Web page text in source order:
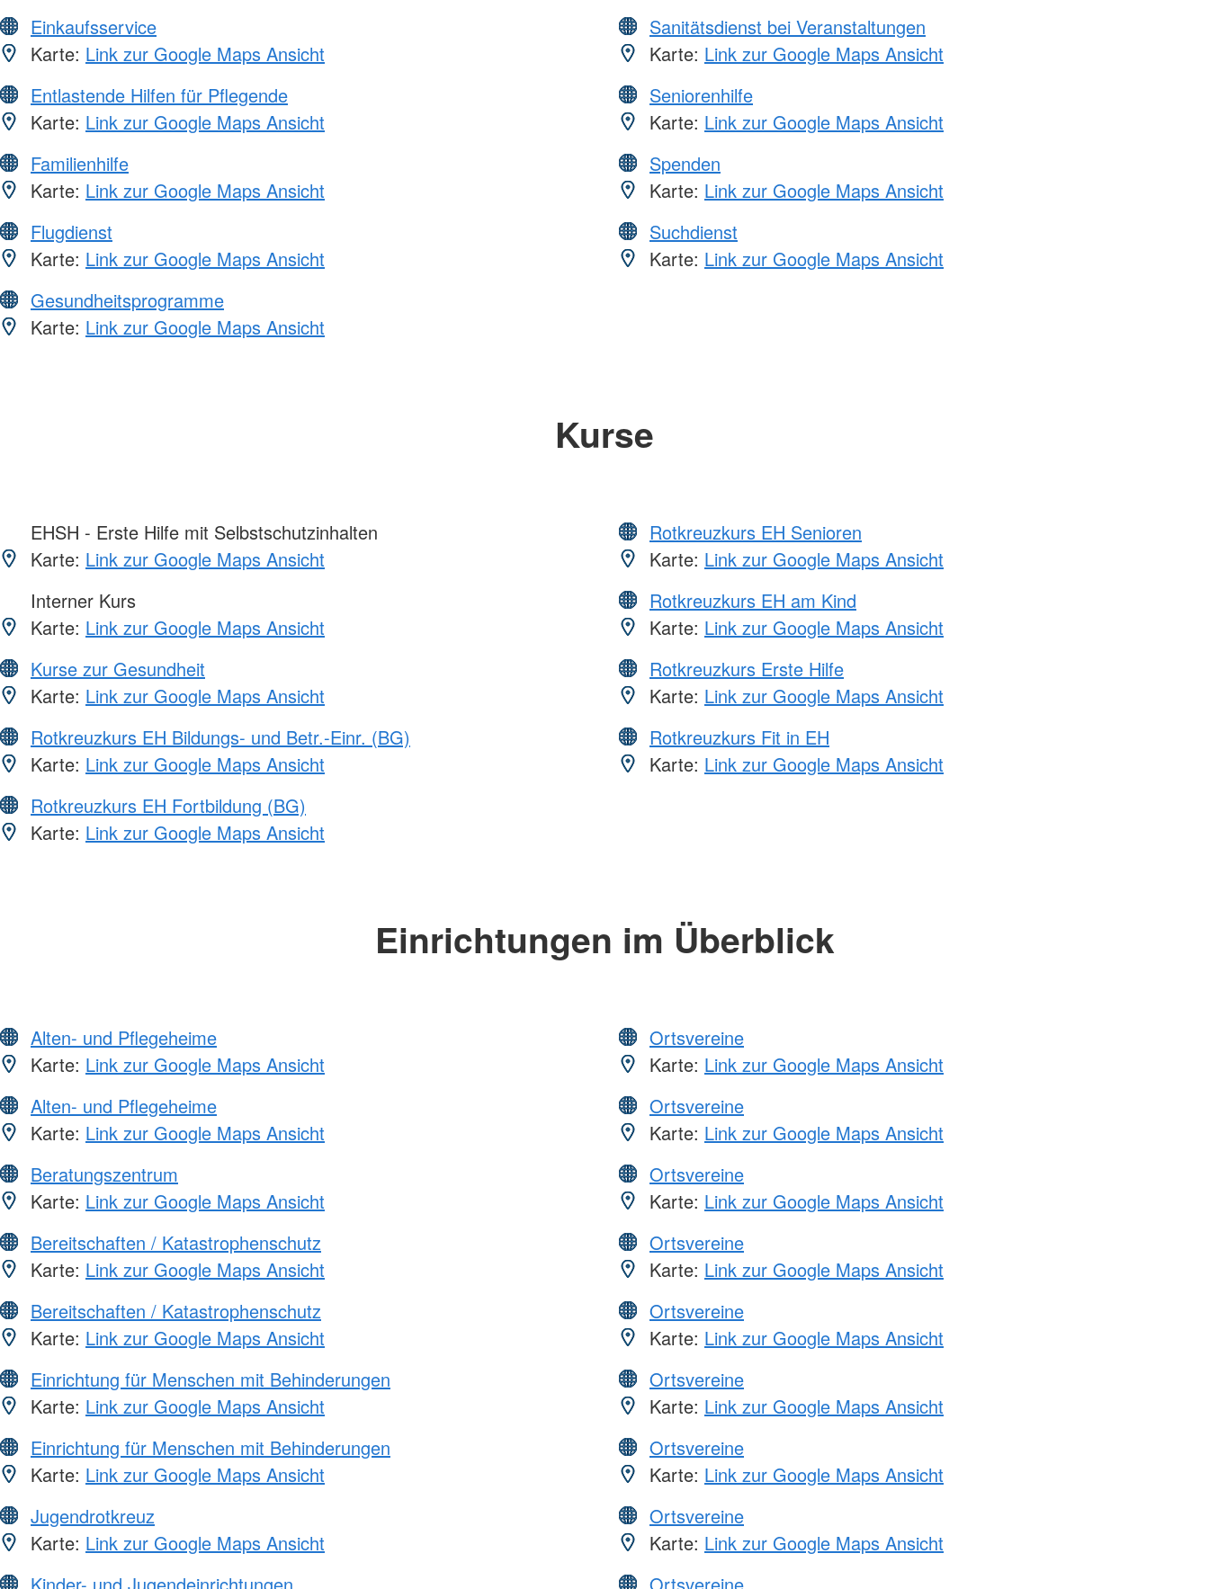
Einkaufsservice
Karte: Link zur Google Maps Ansicht
Entlastende Hilfen für Pflegende
Karte: Link zur Google Maps Ansicht
Familienhilfe
Karte: Link zur Google Maps Ansicht
Flugdienst
Karte: Link zur Google Maps Ansicht
Gesundheitsprogramme
Karte: Link zur Google Maps Ansicht
Sanitätsdienst bei Veranstaltungen
Karte: Link zur Google Maps Ansicht
Seniorenhilfe
Karte: Link zur Google Maps Ansicht
Spenden
Karte: Link zur Google Maps Ansicht
Suchdienst
Karte: Link zur Google Maps Ansicht
Kurse
EHSH - Erste Hilfe mit Selbstschutzinhalten
Karte: Link zur Google Maps Ansicht
Interner Kurs
Karte: Link zur Google Maps Ansicht
Kurse zur Gesundheit
Karte: Link zur Google Maps Ansicht
Rotkreuzkurs EH Bildungs- und Betr.-Einr. (BG)
Karte: Link zur Google Maps Ansicht
Rotkreuzkurs EH Fortbildung (BG)
Karte: Link zur Google Maps Ansicht
Rotkreuzkurs EH Senioren
Karte: Link zur Google Maps Ansicht
Rotkreuzkurs EH am Kind
Karte: Link zur Google Maps Ansicht
Rotkreuzkurs Erste Hilfe
Karte: Link zur Google Maps Ansicht
Rotkreuzkurs Fit in EH
Karte: Link zur Google Maps Ansicht
Einrichtungen im Überblick
Alten- und Pflegeheime
Karte: Link zur Google Maps Ansicht
Alten- und Pflegeheime
Karte: Link zur Google Maps Ansicht
Beratungszentrum
Karte: Link zur Google Maps Ansicht
Bereitschaften / Katastrophenschutz
Karte: Link zur Google Maps Ansicht
Bereitschaften / Katastrophenschutz
Karte: Link zur Google Maps Ansicht
Einrichtung für Menschen mit Behinderungen
Karte: Link zur Google Maps Ansicht
Einrichtung für Menschen mit Behinderungen
Karte: Link zur Google Maps Ansicht
Jugendrotkreuz
Karte: Link zur Google Maps Ansicht
Ortsvereine
Karte: Link zur Google Maps Ansicht
Ortsvereine
Karte: Link zur Google Maps Ansicht
Ortsvereine
Karte: Link zur Google Maps Ansicht
Ortsvereine
Karte: Link zur Google Maps Ansicht
Ortsvereine
Karte: Link zur Google Maps Ansicht
Ortsvereine
Karte: Link zur Google Maps Ansicht
Ortsvereine
Karte: Link zur Google Maps Ansicht
Ortsvereine
Karte: Link zur Google Maps Ansicht